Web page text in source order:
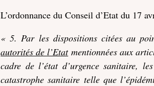
L’ordonnance du Conseil d’Etat du 17
« 5. Par les dispositions citées au
autorités de l’Etatmentionnées aux
cadre de l’état d’urgence sanitaire,
catastrophe sanitaire telle que